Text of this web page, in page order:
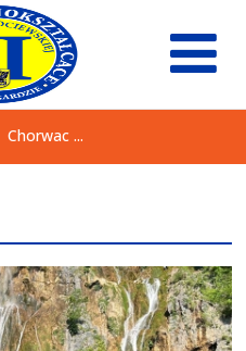
Chorwac ...